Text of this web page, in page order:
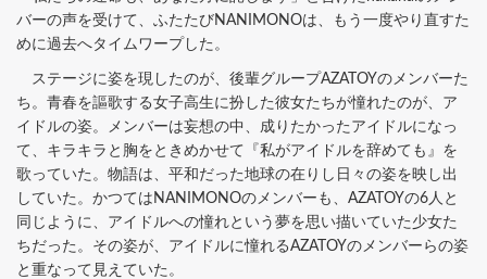
バーの声を受けて、ふたたびNANIMONOは、もう一度やり直すた
めに過去へタイムワープした。
ステージに姿を現したのが、後輩グループAZATOYのメンバーた
ち。青春を謳歌する女子高生に扮した彼女たちが憧れたのが、ア
イドルの姿。メンバーは妄想の中、成りたかったアイドルになっ
て、キラキラと胸をときめかせて『私がアイドルを辞めても』を
歌っていた。物語は、平和だった地球の在りし日々の姿を映し出
していた。かつてはNANIMONOのメンバーも、AZATOYの6人と
同じように、アイドルへの憧れという夢を思い描いていた少女た
ちだった。その姿が、アイドルに憧れるAZATOYのメンバーらの姿
と重なって見えていた。